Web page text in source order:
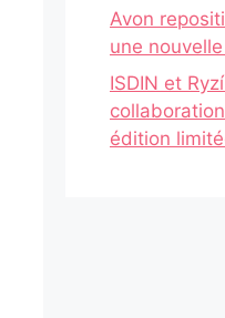
Avon
une
ISDIN et
édition